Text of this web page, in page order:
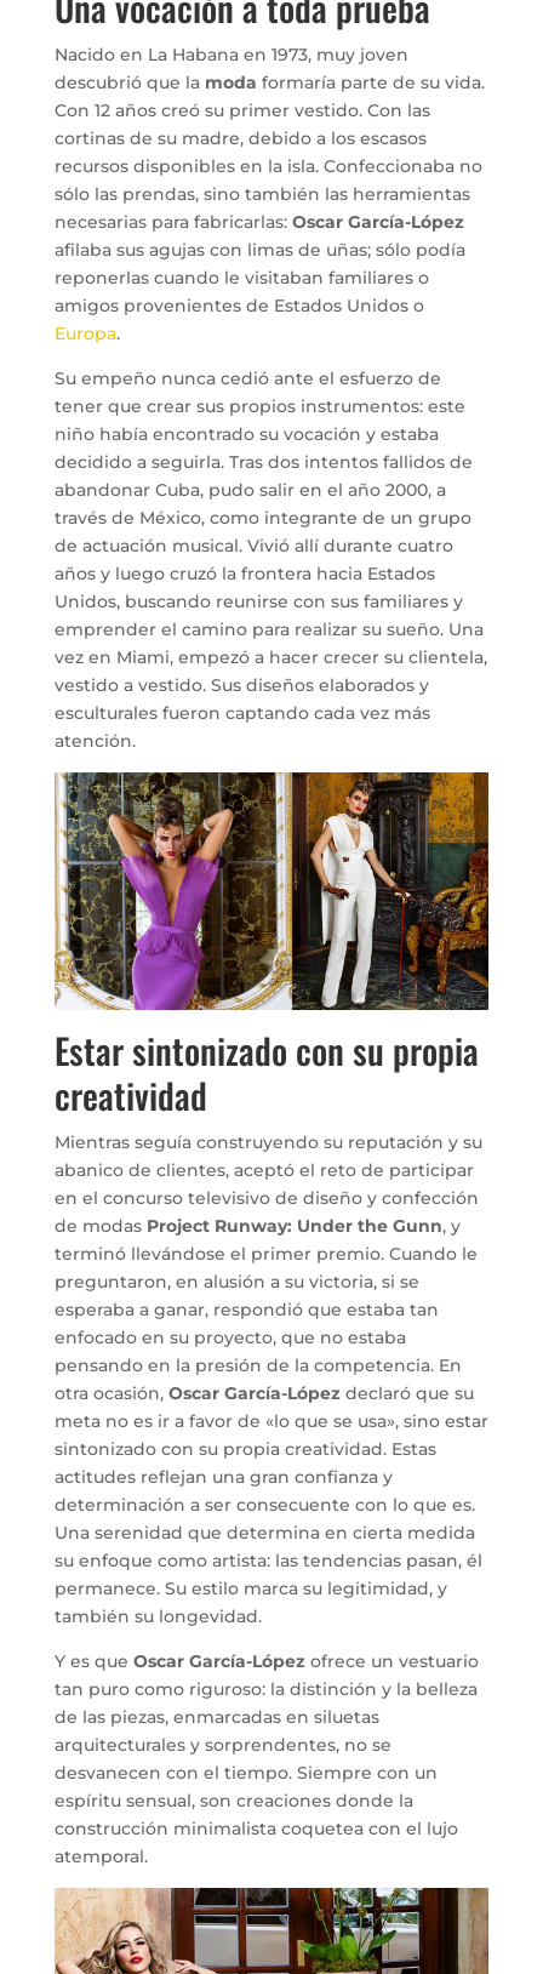
Nacido en La Habana en 1973, muy joven
descubrió que la moda formaría parte de su vida.
Con 12 años creó su primer vestido. Con las
cortinas de su madre, debido a los escasos
recursos disponibles en la isla. Confeccionaba no
sólo las prendas, sino también las herramientas
necesarias para fabricarlas: Oscar García-López
afilaba sus agujas con limas de uñas; sólo podía
reponerlas cuando le visitaban familiares o
amigos provenientes de Estados Unidos o
Europa.
Su empeño nunca cedió ante el esfuerzo de
tener que crear sus propios instrumentos: este
niño había encontrado su vocación y estaba
decidido a seguirla. Tras dos intentos fallidos de
abandonar Cuba, pudo salir en el año 2000, a
través de México, como integrante de un grupo
de actuación musical. Vivió allí durante cuatro
años y luego cruzó la frontera hacia Estados
Unidos, buscando reunirse con sus familiares y
emprender el camino para realizar su sueño. Una
vez en Miami, empezó a hacer crecer su clientela,
vestido a vestido. Sus diseños elaborados y
esculturales fueron captando cada vez más
atención.
Estar sintonizado con su propia
creatividad
Mientras seguía construyendo su reputación y su
abanico de clientes, aceptó el reto de participar
en el concurso televisivo de diseño y confección
de modas Project Runway: Under the Gunn, y
terminó llevándose el primer premio. Cuando le
preguntaron, en alusión a su victoria, si se
esperaba a ganar, respondió que estaba tan
enfocado en su proyecto, que no estaba
pensando en la presión de la competencia. En
otra ocasión, Oscar García-Lópezdeclaró que su
meta no es ir a favor de «lo que se usa», sino estar
sintonizado con su propia creatividad. Estas
actitudes reflejan una gran confianza y
determinación a ser consecuente con lo que es.
Una serenidad que determina en cierta medida
su enfoque como artista: las tendencias pasan, él
permanece. Su estilo marca su legitimidad, y
también su longevidad.
Y es que Oscar García-Lópezofrece un vestuario
tan puro como riguroso: la distinción y la belleza
de las piezas, enmarcadas en siluetas
arquitecturales y sorprendentes, no se
desvanecen con el tiempo. Siempre con un
espíritu sensual, son creaciones donde la
construcción minimalista coquetea con el lujo
atemporal.